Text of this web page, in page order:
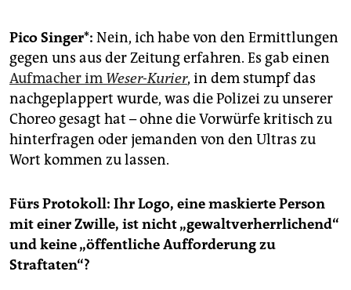
epaper login
Pico Singer*: Nein, ich habe von den Ermittlungen
gegen uns aus der Zeitung erfahren. Es gab einen
Aufmacher im Weser-Kurier, in dem stumpf das
nachgeplappert wurde, was die Polizei zu unserer
Choreo gesagt hat – ohne die Vorwürfe kritisch zu
hinterfragen oder jemanden von den Ultras zu
Wort kommen zu lassen.
Fürs Protokoll: Ihr Logo, eine maskierte Person
mit einer Zwille, ist nicht „gewaltverherrlichend“
und keine „öffentliche Aufforderung zu
Straftaten“?